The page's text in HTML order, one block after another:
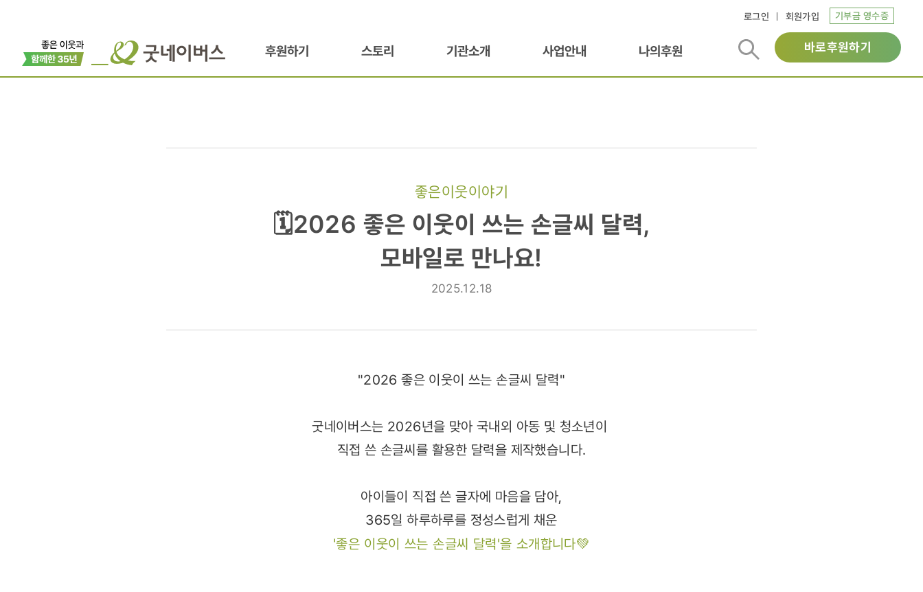
로그인 회원가입 기부금 영수증
후원하기 스토리 기관소개 사업안내 나의후원 바로후원하기
좋은이웃이야기
이웃이
🗓️2026 좋은 이웃이 쓰는 손글씨 달력,
모바일로 만나요!
2025.12.18
"2026 좋은 이웃이 쓰는 손글씨 달력"
굿네이버스는 2026년을 맞아 국내외 아동 및 청소년이
직접 쓴 손글씨를 활용한 달력을 제작했습니다.
아이들이 직접 쓴 글자에 마음을 담아,
365일 하루하루를 정성스럽게 채운
'좋은 이웃이 쓰는 손글씨 달력'을 소개합니다💚